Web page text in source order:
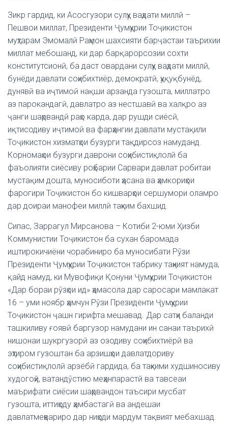
Зикр гардид, ки Асосгузори сулҳу ваҳдати миллӣ –
Пешвои миллат, Президенти Ҷумҳурии Тоҷикистон
муҳтарам Эмомалӣ Раҳмон шахсияти барҷастаи таърихии
миллат мебошанд, ки дар барқарорсозии сохти
конститутсионӣ, ба даст овардани сулҳу ваҳдати миллӣ,
бунёди давлати соҳибихтиёр, демократӣ, ҳуқуқбунёд,
дунявӣ ва иҷтимоӣ нақши арзанда гузошта, миллатро
аз парокандагӣ, давлатро аз нестшавӣ ва халқро аз
ҷанги шаҳрвандӣ раҳо карда, дар рушди сиёсӣ,
иқтисодиву иҷтимоӣ ва фарҳангии давлати мустақили
Тоҷикистон хизматҳои бузурги тақдирсоз намуданд.
Корномаҳои бузурги даврони соҳибистиқлолӣ ба
фаъолияти сиёсиву роҳбарии Сарвари давлат робитаи
мустақим дошта, муносиботи ҳасана ва ҳамкориҳои
фарогири Тоҷикистон бо кишварҳои сершумори оламро
дар доираи манофеи миллӣ таҳким бахшид.
Сипас, Заррагул Мирсанова – Котиби 2-юми Ҳизби
Коммунистии Тоҷикистон ба сухан баромада
иштирокичиёни чорабиниро ба муносибати Рӯзи
Президенти Ҷумҳурии Тоҷикистон табрику таҳният намуда,
қайд намуд, ки Мувофиқи Қонуни Ҷумҳурии Тоҷикистон
«Дар бораи рӯзҳои ид» ҳамасола дар саросари мамлакат
16 – уми ноябр ҳамчун Рӯзи Президенти Ҷумҳурии
Тоҷикистон ҷашн гирифта мешавад. Дар сатҳи баланди
ташкиливу ғоявӣ баргузор намудани ин санаи таърихӣ
нишонаи шукргузорӣ аз озодиву соҳибихтиёрӣ ва
эҳтиром гузоштан ба арзишҳои давлатдориву
соҳибистиқлолӣ арзёбӣ гардида, ба таҳкими худшиносиву
худогоҳӣ, ватандӯстию меҳанпарастӣ ва тавсеаи
маърифати сиёсии шаҳрвандон таъсири мусбат
гузошта, иттиҳоду ҳамбастагӣ ва андешаи
давлатмеҳвариро дар ниҳоди мардум тақвият мебахшад.